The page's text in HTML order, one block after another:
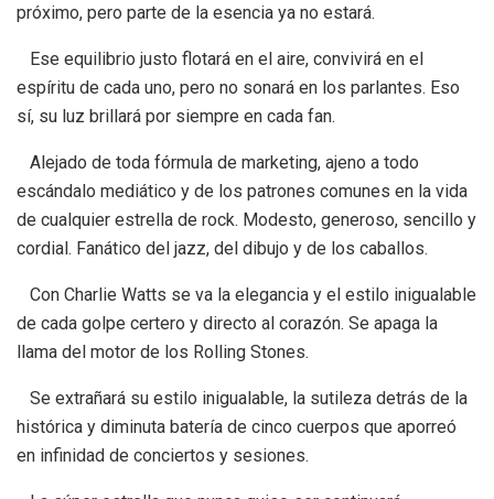
próximo, pero parte de la esencia ya no estará.
Ese equilibrio justo flotará en el aire, convivirá en el
espíritu de cada uno, pero no sonará en los parlantes. Eso
sí, su luz brillará por siempre en cada fan.
Alejado de toda fórmula de marketing, ajeno a todo
escándalo mediático y de los patrones comunes en la vida
de cualquier estrella de rock. Modesto, generoso, sencillo y
cordial. Fanático del jazz, del dibujo y de los caballos.
Con Charlie Watts se va la elegancia y el estilo inigualable
de cada golpe certero y directo al corazón. Se apaga la
llama del motor de los Rolling Stones.
Se extrañará su estilo inigualable, la sutileza detrás de la
histórica y diminuta batería de cinco cuerpos que aporreó
en infinidad de conciertos y sesiones.